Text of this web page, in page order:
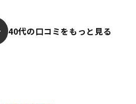
40代の口コミをもっと見る